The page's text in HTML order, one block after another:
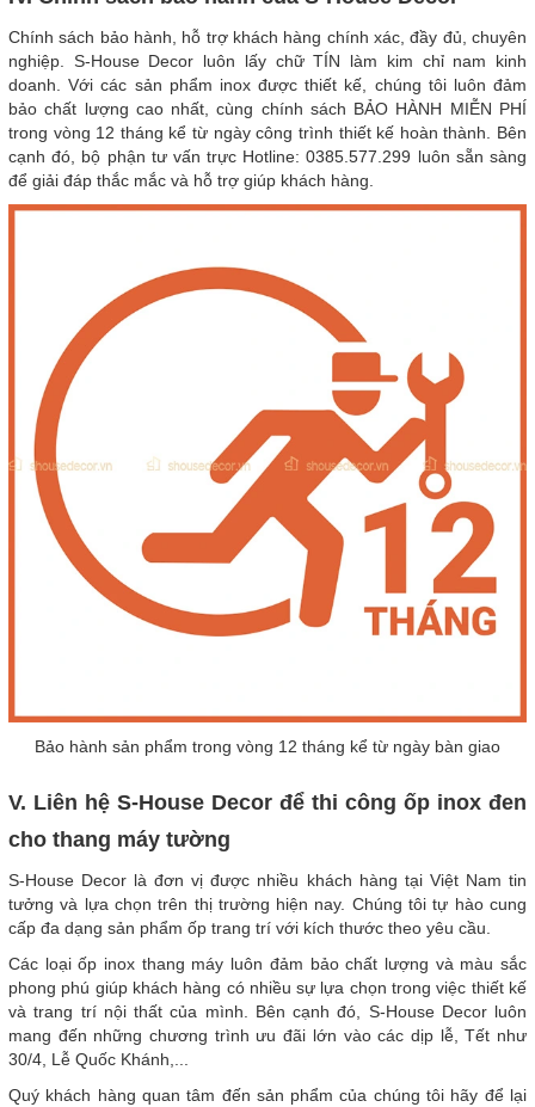
Chính sách bảo hành, hỗ trợ khách hàng chính xác, đầy đủ, chuyên
nghiệp. S-House Decor luôn lấy chữ TÍN làm kim chỉ nam kinh
doanh. Với các sản phẩm inox được thiết kế, chúng tôi luôn đảm
bảo chất lượng cao nhất, cùng chính sách BẢO HÀNH MIỄN PHÍ
trong vòng 12 tháng kể từ ngày công trình thiết kế hoàn thành. Bên
cạnh đó, bộ phận tư vấn trực Hotline:0385.577.299 luôn sẵn sàng
để giải đáp thắc mắc và hỗ trợ giúp khách hàng.
Bảo hành sản phẩm trong vòng 12 tháng kể từ ngày bàn giao
V. Liên hệ S-House Decor để thi công ốp inox đen
cho thang máy tường
S-House Decor là đơn vị được nhiều khách hàng tại Việt Nam tin
tưởng và lựa chọn trên thị trường hiện nay. Chúng tôi tự hào cung
cấp đa dạng sản phẩm ốp trang trí với kích thước theo yêu cầu.
Các loại ốp inox thang máy luôn đảm bảo chất lượng và màu sắc
phong phú giúp khách hàng có nhiều sự lựa chọn trong việc thiết kế
và trang trí nội thất của mình. Bên cạnh đó, S-House Decor luôn
mang đến những chương trình ưu đãi lớn vào các dịp lễ, Tết như
30/4, Lễ Quốc Khánh,...
Quý khách hàng quan tâm đến sản phẩm của chúng tôi hãy để lại